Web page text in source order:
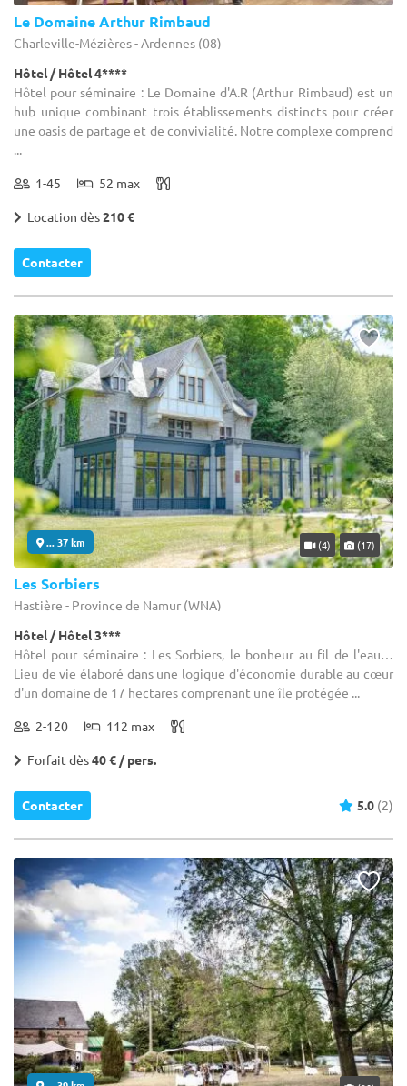
Le Domaine Arthur Rimbaud
Charleville-Mézières - Ardennes (08)
Hôtel / Hôtel 4****
Hôtel pour séminaire : Le Domaine d'A.R (Arthur Rimbaud) est un
hub unique combinant trois établissements distincts pour créer
une oasis de partage et de convivialité. Notre complexe comprend
...
1-45 52 max
Location dès210 €
Contacter
... 37 km (4) (17)
Les Sorbiers
Hastière - Province de Namur (WNA)
Hôtel / Hôtel 3***
Hôtel pour séminaire : Les Sorbiers, le bonheur au fil de l'eau…
Lieu de vie élaboré dans une logique d'économie durable au cœur
d'un domaine de 17 hectares comprenant une île protégée ...
2-120 112 max
Forfait dès40 € / pers.
Contacter 5.0 (2)